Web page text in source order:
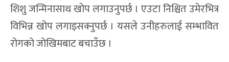
शिशु जन्मिनासाथ खोप लगाउनुपर्छ । एउटा निश्चित उमेरभित्र
विभिन्न खोप लगाइसक्नुपर्छ । यसले उनीहरुलाई सम्भावित
रोगको जोखिमबाट बचाउँछ ।